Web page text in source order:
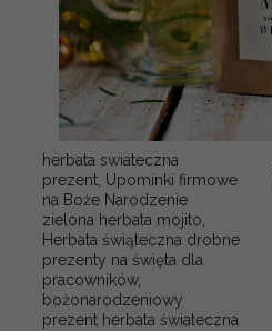
herbata swiateczna
prezent, Upominki firmowe
na Boże Narodzenie
zielona herbata mojito,
Herbata świąteczna drobne
prezenty na święta dla
pracowników,
bożonarodzeniowy
prezent herbata świateczna